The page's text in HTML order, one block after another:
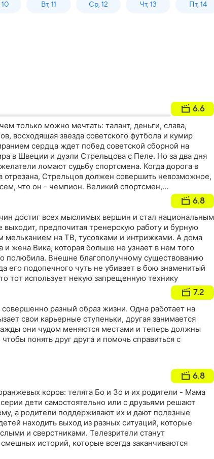
Вт, 11 Ср, 12 Чт, 13 Пт, 14
6.6
только можно мечтать: талант, деньги, слава,
восходящая звезда советского футбола и кумир
сердца ждет побед советской сборной на
в Швеции и дуэли Стрельцова с Пеле. Но за два дня
ломают судьбу спортсмена. Когда дорога в
отрезана, Стрельцов должен совершить невозможное,
что он - чемпион. Великий спортсмен,
любовь
6.8
достиг всех мыслимых вершин и стал национальным
предпочитая тренерскую работу и бурную
мельканием на ТВ, тусовками и интрижками. А дома
и жена Вика, которая больше не узнает в нем того
полюбила. Внешне благополучному существованию
его подопечного чуть не убивает в бою знаменитый
тот использует некую запрещенную технику
7.2
разный образ жизни. Одна работает на
свои карьерные ступеньки, другая занимается
они чудом меняются местами и теперь должны
понять друг друга и помочь справиться с
6.8
коров: телята Бо и Зо и их родители - Мама
дети самостоятельно или с друзьями решают
а родители поддерживают их и дают полезные
находить выход из разных ситуаций, которые
и сверстниками. Телезрители станут
историй, которые всегда заканчиваются